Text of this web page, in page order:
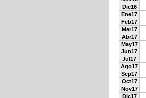
Dic16
Ene17
Feb17
Mar17
Abr17
May17
Jun17
Jul17
Ago17
Sep17
Oct17
Nov17
Dic17